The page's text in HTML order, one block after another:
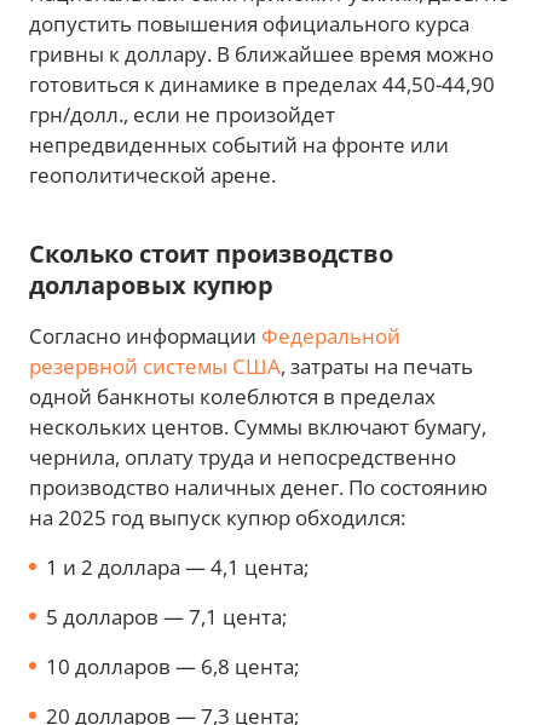
допустить повышения официального курса
гривны к доллару. В ближайшее время можно
готовиться к динамике в пределах 44,50-44,90
грн/долл., если не произойдет
непредвиденных событий на фронте или
геополитической арене.
Сколько стоит производство
долларовых купюр
Согласно информации Федеральной
резервной системы США, затраты на печать
одной банкноты колеблются в пределах
нескольких центов. Суммы включают бумагу,
чернила, оплату труда и непосредственно
производство наличных денег. По состоянию
на 2025 год выпуск купюр обходился:
1 и 2 доллара — 4,1 цента;
5 долларов — 7,1 цента;
10 долларов — 6,8 цента;
20 долларов — 7,3 цента;